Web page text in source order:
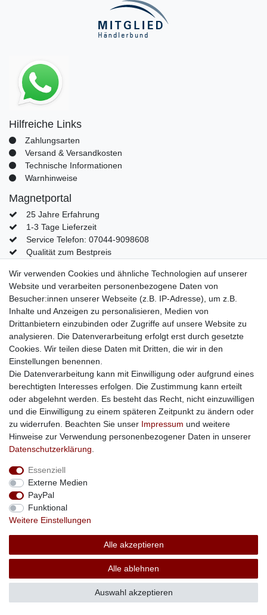
Hilfreiche Links
Zahlungsarten
Versand & Versandkosten
Technische Informationen
Warnhinweise
Magnetportal
25 Jahre Erfahrung
1-3 Tage Lieferzeit
Service Telefon: 07044-9098608
Qualität zum Bestpreis
Mein Konto
Konto
Login
Kontaktformular
Impressum Daten­schutz­erklärung
Barrierefreiheitserklärung Widerrufs­recht
Vertrag widerrufen Kontakt
Wir verwenden Cookies und ähnliche Technologien auf unserer
Website und verarbeiten personenbezogene Daten von
Besucher:innen unserer Webseite (z.B. IP-Adresse), um z.B.
Inhalte und Anzeigen zu personalisieren, Medien von
Drittanbietern einzubinden oder Zugriffe auf unsere Website zu
analysieren. Die Datenverarbeitung erfolgt erst durch gesetzte
Cookies. Wir teilen diese Daten mit Dritten, die wir in den
Einstellungen benennen.
Die Datenverarbeitung kann mit Einwilligung oder aufgrund eines
berechtigten Interesses erfolgen. Die Zustimmung kann erteilt
oder abgelehnt werden. Es besteht das Recht, nicht einzuwilligen
und die Einwilligung zu einem späteren Zeitpunkt zu ändern oder
zu widerrufen. Beachten Sie unser Impressum und weitere
Hinweise zur Verwendung personenbezogener Daten in unserer
Daten­schutz­erklärung
Essenziell
Externe Medien
PayPal
Funktional
Weitere Einstellungen
Alle akzeptieren
Alle ablehnen
Auswahl akzeptieren